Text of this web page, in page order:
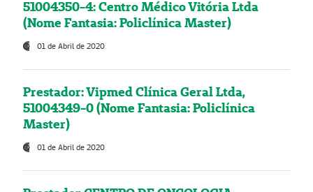
51004350-4: Centro Médico Vitória Ltda
(Nome Fantasia: Policlínica Master)
01 de Abril de 2020
Prestador: Vipmed Clínica Geral Ltda,
51004349-0 (Nome Fantasia: Policlínica
Master)
01 de Abril de 2020